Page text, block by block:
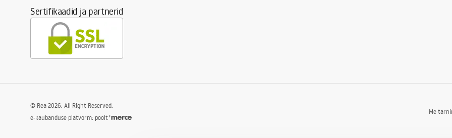
Sertifikaadid ja partnerid
Me
© Rea 2026. All Right Reserved.
e-kaubanduse platvorm: poolt